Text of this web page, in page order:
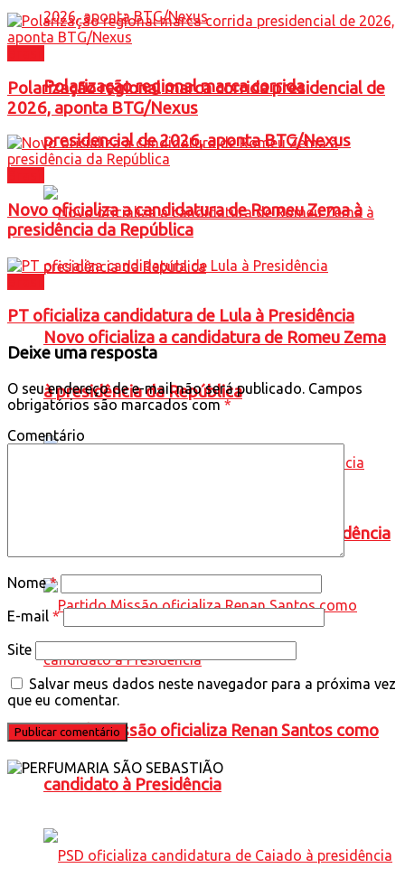
Polarização regional marca corrida
presidencial de 2026, aponta BTG/Nexus
Novo oficializa a candidatura de Romeu Zema
à presidência da República
PT oficializa candidatura de Lula à Presidência
Partido Missão oficializa Renan Santos como
candidato à Presidência
Polarização regional marca corrida presidencial de
2026, aponta BTG/Nexus
Novo oficializa a candidatura de Romeu Zema à
presidência da República
PT oficializa candidatura de Lula à Presidência
Deixe uma resposta
O seu endereço de e-mail não será publicado. Campos
obrigatórios são marcados com*
Comentário
Nome*
E-mail *
Site
Salvar meus dados neste navegador para a próxima vez
que eu comentar.